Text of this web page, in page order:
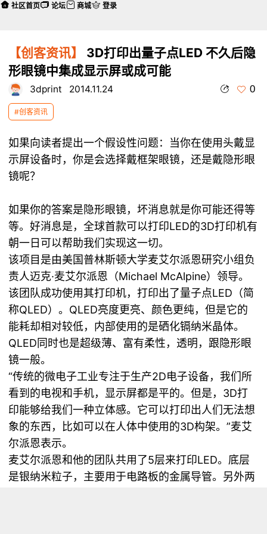
【创客资讯】
3D打印出量子点LED 不久后隐
形眼镜中集成显示屏或成可能
3dprint 2014.11.24 0
#创客资讯
如果向读者提出一个假设性问题：当你在使用头戴显
示屏设备时，你是会选择戴框架眼镜，还是戴隐形眼
镜呢？
如果你的答案是隐形眼镜，坏消息就是你可能还得等
等。好消息是，全球首款可以打印LED的3D打印机有
朝一日可以帮助我们实现这一切。
该项目是由美国普林斯顿大学麦艾尔派恩研究小组负
责人迈克·麦艾尔派恩（Michael McAlpine）领导。
该团队成功使用其打印机，打印出了量子点LED（简
称QLED）。QLED亮度更亮、颜色更纯，但是它的
能耗却相对较低，内部使用的是硒化镉纳米晶体。
QLED同时也是超级薄、富有柔性，透明，跟隐形眼
镜一般。
“传统的微电子工业专注于生产2D电子设备，我们所
看到的电视和手机，显示屏都是平的。但是，3D打
印能够给我们一种立体感。它可以打印出人们无法想
象的东西，比如可以在人体中使用的3D构架。”麦艾
尔派恩表示。
麦艾尔派恩和他的团队共用了5层来打印LED。底层
是银纳米粒子，主要用于电路板的金属导管。另外两
社区首页 论坛 商城 登录